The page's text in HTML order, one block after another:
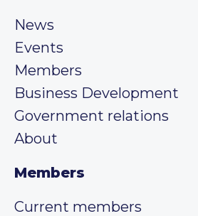
News
Events
Members
Business Development
Government relations
About
Members
Current members